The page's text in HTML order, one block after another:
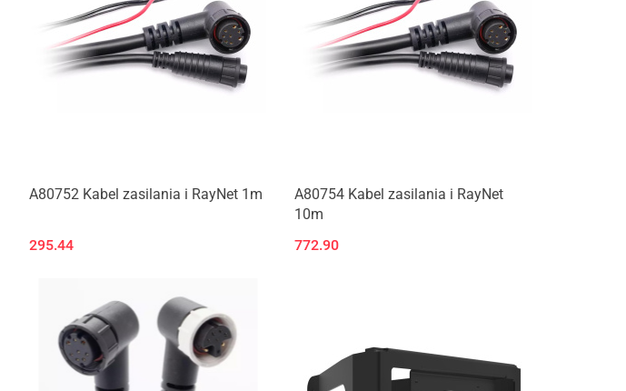
A80752 Kabel zasilania i RayNet 1m
295.44
A80754 Kabel zasilania i RayNet
10m
772.90